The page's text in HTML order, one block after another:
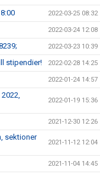
2022-03-25 08:32
2022-03-24 12:08
2022-03-23 10:39
stipendier! 2022-02-28 14:25
2022-01-24 14:57
2022-01-19 15:36
2021-12-30 12:26
sektioner
2021-11-12 12:04
2021-11-04 14:45